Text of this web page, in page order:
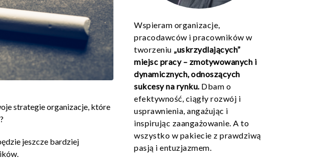
strategie organizacje, które
jeszcze bardziej
Wspieram organizacje,
pracodawców i pracowników w
tworzeniu „uskrzydlających”
miejsc pracy – zmotywowanych i
dynamicznych, odnoszących
sukcesy na rynku.Dbam o
efektywność, ciągły rozwój i
usprawnienia, angażując i
inspirując zaangażowanie. A to
wszystko w pakiecie z prawdziwą
pasją i entuzjazmem.